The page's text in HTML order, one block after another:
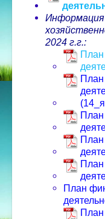
Информация
2024 г.г.:
План
План
План
План
План
План
План